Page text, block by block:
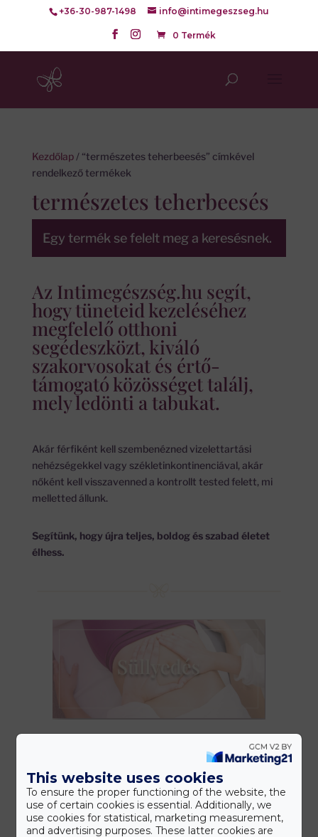
+36-30-987-1498 info@intimegeszseg.hu
0 Termék
Kezdőlap/ “természetes teherbeesés” címkével
rendelkező termékek
természetes teherbeesés
Egy termék se felelt meg a keresésnek.
Az Intimegészség.hu segít,
hogy tüneteid kezeléséhez
megfelelő otthoni
segédeszközt, kiváló
szakorvosokat és értő-
támogató közösséget találj,
mely ledönti a tabukat.
Akár férfiként kell szembenézned vizelettartási
nehézségekkel vagy székletinkontinenciával, akár
nőként kell visszavenned a kontrollt tested felett, mi
melletted állunk.
Segítünk, hogy újra teljes, boldog és szabad életet
élhess.
This website uses cookies
To ensure the proper functioning of the website, the
use of certain cookies is essential. Additionally, we
use cookies for statistical, marketing measurement,
and advertising purposes. These latter cookies are